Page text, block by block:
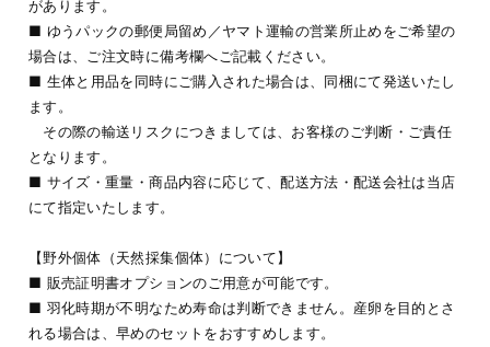
があります。
■ ゆうパックの郵便局留め／ヤマト運輸の営業所止めをご希望の
場合は、ご注文時に備考欄へご記載ください。
■ 生体と用品を同時にご購入された場合は、同梱にて発送いたし
ます。
その際の輸送リスクにつきましては、お客様のご判断・ご責任
となります。
■ サイズ・重量・商品内容に応じて、配送方法・配送会社は当店
にて指定いたします。
【野外個体（天然採集個体）について】
■ 販売証明書オプションのご用意が可能です。
■ 羽化時期が不明なため寿命は判断できません。産卵を目的とさ
れる場合は、早めのセットをおすすめします。